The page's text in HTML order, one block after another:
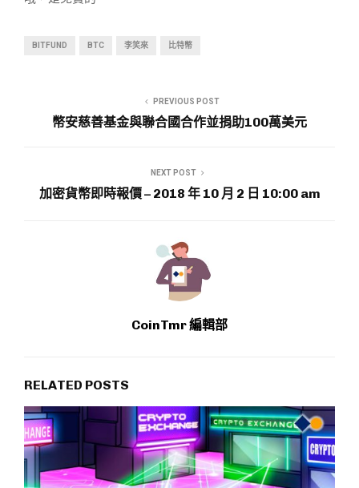
BITFUND BTC 李笑來 比特幣
PREVIOUS POST
幣安慈善基金與聯合國合作並捐助100萬美元
NEXT POST
加密貨幣即時報價 – 2018 年 10 月 2 日 10:00 am
CoinTmr 編輯部
RELATED POSTS